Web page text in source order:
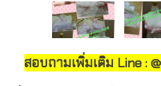
สอบถามเพิ่มเติม Line :